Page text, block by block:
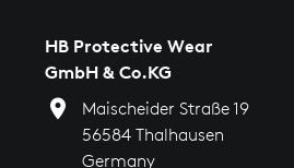
HB Protective Wear
GmbH & Co.KG
Maischeider Straße 19
56584 Thalhausen
Germany